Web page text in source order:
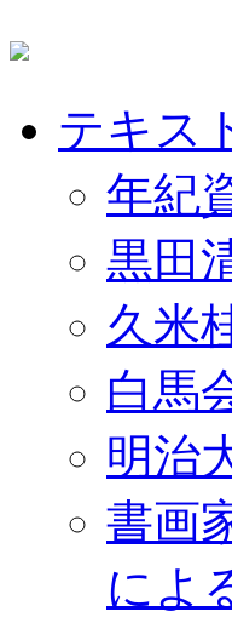
テキス
年紀
黒田
久米
白馬
明治
書画
によ